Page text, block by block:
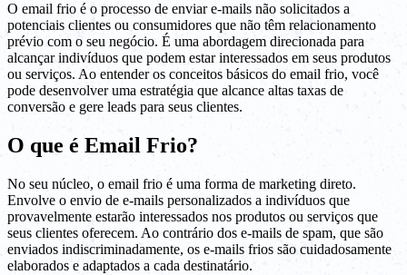
O email frio é o processo de enviar e-mails não solicitados a
potenciais clientes ou consumidores que não têm relacionamento
prévio com o seu negócio. É uma abordagem direcionada para
alcançar indivíduos que podem estar interessados em seus produtos
ou serviços. Ao entender os conceitos básicos do email frio, você
pode desenvolver uma estratégia que alcance altas taxas de
conversão e gere leads para seus clientes.
O que é Email Frio?
No seu núcleo, o email frio é uma forma de marketing direto.
Envolve o envio de e-mails personalizados a indivíduos que
provavelmente estarão interessados nos produtos ou serviços que
seus clientes oferecem. Ao contrário dos e-mails de spam, que são
enviados indiscriminadamente, os e-mails frios são cuidadosamente
elaborados e adaptados a cada destinatário.